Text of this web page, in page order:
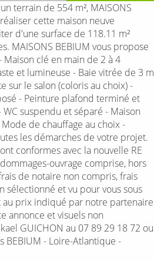
terrain de 554 m², MAISONS
cette maison neuve
d'une surface de 118.11 m²
MAISONS BEBIUM vous propose
Maison clé en main de 2 à 4
et lumineuse - Baie vitrée de 3 m
sur le salon (coloris au choix) -
- Peinture plafond terminé et
suspendu et séparé - Maison
de chauffage au choix -
les démarches de votre projet.
conformes avec la nouvelle RE
ouvrage comprise, hors
de notaire non compris, frais
sélectionné et vu pour vous sous
prix indiqué par notre partenaire
annonce et visuels non
GUICHON au 07 89 29 18 72 ou
BEBIUM - Loire-Atlantique -